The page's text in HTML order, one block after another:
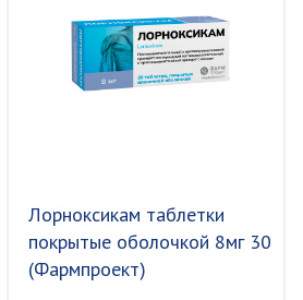
Лорноксикам таблетки
покрытые оболочкой 8мг 30
(Фармпроект)